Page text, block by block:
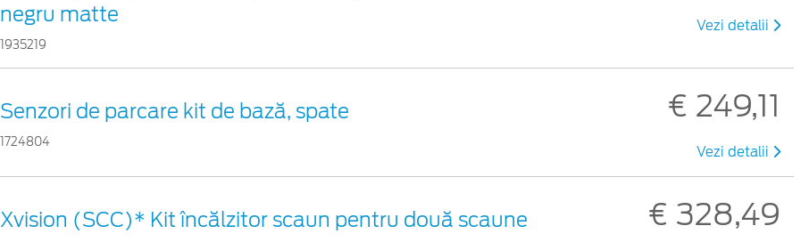
negru matte
1935219
Vezi detalii
Senzori de parcare kit de bază, spate
1724804
€ 249,11
Vezi detalii
Xvision (SCC)* Kit încălzitor scaun pentru două scaune € 328,49